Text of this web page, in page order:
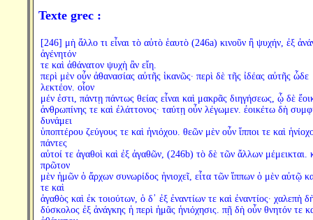
Texte grec :
[246] μὴ ἄλλο τι εἶναι τὸ αὐτὸ ἑαυτὸ (246a) κινοῦν ἢ ψυχήν, ἐξ
ἀγένητόν
τε καὶ ἀθάνατον ψυχὴ ἂν εἴη.
περὶ μὲν οὖν ἀθανασίας αὐτῆς ἱκανῶς· περὶ δὲ τῆς ἰδέας αὐτῆς ὧδε
λεκτέον. οἷον
μέν ἐστι, πάντῃ πάντως θείας εἶναι καὶ μακρᾶς διηγήσεως, ᾧ δὲ
ἀνθρωπίνης τε καὶ ἐλάττονος· ταύτῃ οὖν λέγωμεν. ἐοικέτω δὴ
δυνάμει
ὑποπτέρου ζεύγους τε καὶ ἡνιόχου. θεῶν μὲν οὖν ἵπποι τε καὶ
πάντες
αὐτοί τε ἀγαθοὶ καὶ ἐξ ἀγαθῶν, (246b) τὸ δὲ τῶν ἄλλων μέμεικται.
πρῶτον
μὲν ἡμῶν ὁ ἄρχων συνωρίδος ἡνιοχεῖ, εἶτα τῶν ἵππων ὁ μὲν αὐτῷ
τε καὶ
ἀγαθὸς καὶ ἐκ τοιούτων, ὁ δ᾽ ἐξ ἐναντίων τε καὶ ἐναντίος· χαλεπὴ
δύσκολος ἐξ ἀνάγκης ἡ περὶ ἡμᾶς ἡνιόχησις. πῇ δὴ οὖν θνητόν τε